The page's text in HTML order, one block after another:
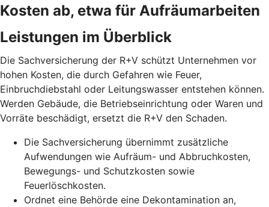
Kosten ab, etwa für Aufräumarbeiten
Leistungen im Überblick
Die Sachversicherung der R+V schützt Unternehmen vor
hohen Kosten, die durch Gefahren wie Feuer,
Einbruchdiebstahl oder Leitungswasser entstehen können.
Werden Gebäude, die Betriebseinrichtung oder Waren und
Vorräte beschädigt, ersetzt die R+V den Schaden.
Die Sachversicherung übernimmt zusätzliche
Aufwendungen wie Aufräum- und Abbruchkosten,
Bewegungs- und Schutzkosten sowie
Feuerlöschkosten.
Ordnet eine Behörde eine Dekontamination an,